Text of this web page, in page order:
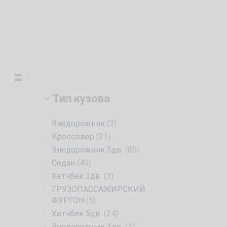
Тип кузова
Внедорожник (3)
Кроссовер (21)
Внедорожник 5дв. (85)
Седан (49)
Хетчбек 3дв. (3)
ГРУЗОПАССАЖИРСКИЙ
ФУРГОН (5)
Хетчбек 5дв. (24)